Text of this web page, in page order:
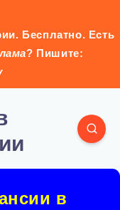
Бесплатно. Есть
? Пишите:
в